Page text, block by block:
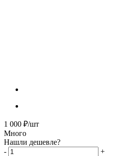
1 000 ₽/шт
Много
Нашли дешевле?
-
+